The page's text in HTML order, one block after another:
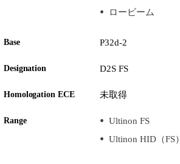
ロービーム
Base P32d-2
Designation D2S FS
Homologation ECE 未取得
Range
Ultinon FS
Ultinon HID（FS）